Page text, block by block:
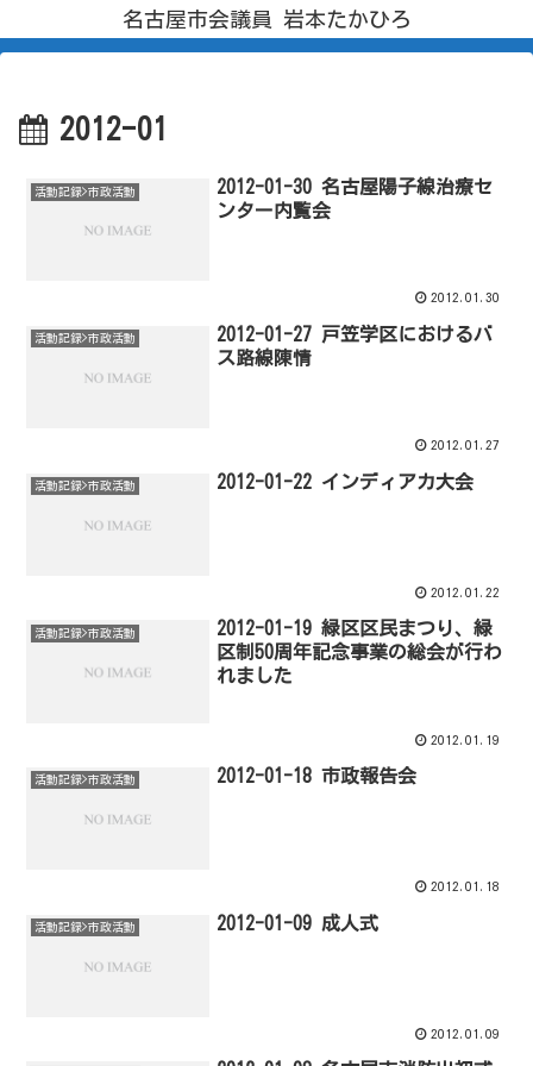
名古屋市会議員 岩本たかひろ
2012-01
活動記録>市政活動
2012-01-30 名古屋陽子線治療セ
ンター内覧会
2012.01.30
活動記録>市政活動
2012-01-27 戸笠学区におけるバ
ス路線陳情
2012.01.27
活動記録>市政活動 2012-01-22 インディアカ大会
2012.01.22
活動記録>市政活動
2012-01-19 緑区区民まつり、緑
区制50周年記念事業の総会が行わ
れました
2012.01.19
活動記録>市政活動 2012-01-18 市政報告会
2012.01.18
活動記録>市政活動 2012-01-09 成人式
2012.01.09